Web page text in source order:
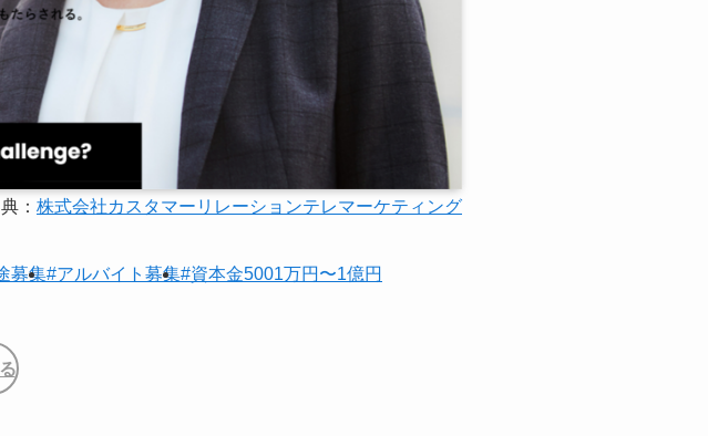
： 株式会社カスタマーリレーションテレマーケティング
募集#アルバイト募集#資本金5001万円〜1億円